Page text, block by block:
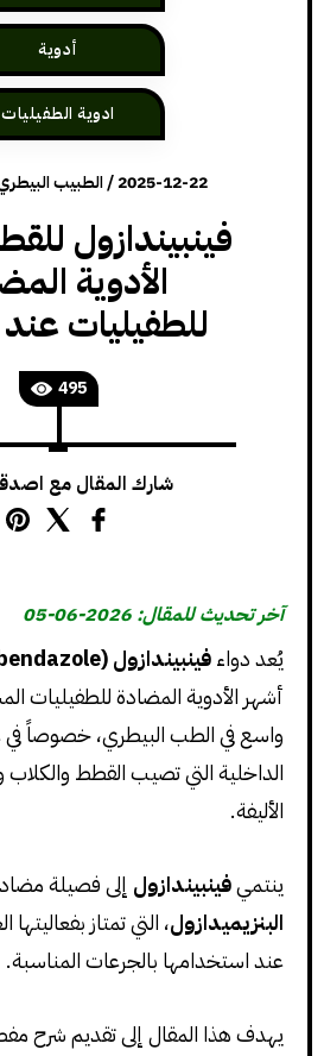
أدوية
ادوية الطفيليات
2025-12-22
/الطبيب
فينبيندازول
الأدوية
للطفيليات
495
شارك المقال مع
آخر تحديث للمقال: 2026-06-05
يُعد دواءفينبيندازول (Fenbendazole)
أشهر الأدوية المضادة للطفيليات
واسع في الطب البيطري، خصوصاً في
الداخلية التي تصيب القطط
الأليفة.
ينتميفينبيندازول إلى فصيلة
البنزيميدازول، التي تمتاز بفعاليتها
عند استخدامها بالجرعات المناسبة.
يهدف هذا المقال إلى تقديم شرح